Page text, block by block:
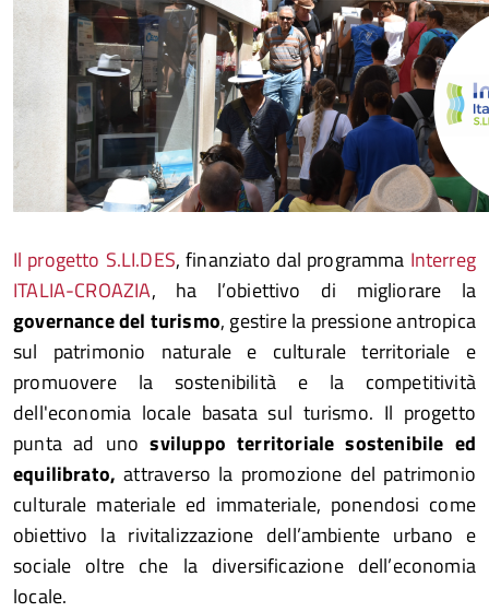
Twitter
su
Facebook
Condividi
su
Whatsapp
Il progetto S.LI.DES, finanziato dal programma Interreg
ITALIA-CROAZIA, ha l’obiettivo di migliorare la
governance del turismo, gestire la pressione antropica
sul patrimonio naturale e culturale territoriale e
promuovere la sostenibilità e la competitività
dell'economia locale basata sul turismo. Il progetto
punta ad unosviluppo territoriale sostenibile ed
equilibrato, attraverso la promozione del patrimonio
culturale materiale ed immateriale, ponendosi come
obiettivo la rivitalizzazione dell’ambiente urbano e
sociale oltre che la diversificazione dell’economia
locale.